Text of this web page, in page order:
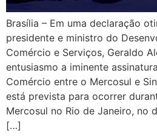
Brasília – Em uma declaração
presidente e ministro do
Comércio e Serviços, Geraldo
entusiasmo a iminente
Comércio entre o Mercosul e
está prevista para ocorrer
Mercosul no Rio de Janeiro, no
[…]